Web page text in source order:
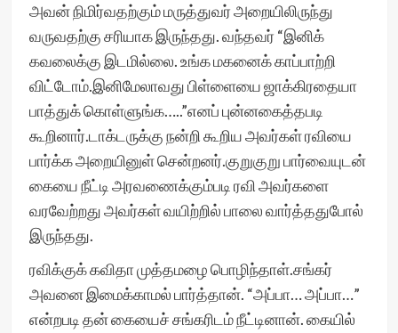
அவன் நிமிர்வதற்கும் மருத்துவர் அறையிலிருந்து
வருவதற்கு சரியாக இருந்தது. வந்தவர் “இனிக்
கவலைக்கு இடமில்லை. உங்க மகனைக் காப்பாற்றி
விட்டோம்.இனிமேலாவது பிள்ளையை ஜாக்கிரதையா
பாத்துக் கொள்ளுங்க…..”எனப் புன்னகைத்தபடி
கூறினார்.டாக்டருக்கு நன்றி கூறிய அவர்கள் ரவியை
பார்க்க அறையினுள் சென்றனர்.குறுகுறு பார்வையுடன்
கையை நீட்டி அரவணைக்கும்படி ரவி அவர்களை
வரவேற்றது அவர்கள் வயிற்றில் பாலை வார்த்ததுபோல்
இருந்தது.
ரவிக்குக் கவிதா முத்தமழை பொழிந்தாள்.சங்கர்
அவனை இமைக்காமல் பார்த்தான். “அப்பா… அப்பா…”
என்றபடி தன் கையைச் சங்கரிடம் நீட்டினான். கையில்